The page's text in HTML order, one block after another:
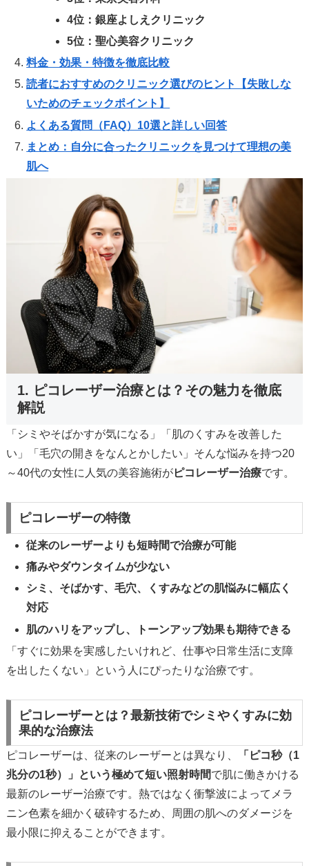
4位：銀座よしえクリニック
5位：聖心美容クリニック
料金・効果・特徴を徹底比較
読者におすすめのクリニック選びのヒント【失敗しな
いためのチェックポイント】
よくある質問（FAQ）10選と詳しい回答
まとめ：自分に合ったクリニックを見つけて理想の美
肌へ
1. ピコレーザー治療とは？その魅力を徹底
解説
「シミやそばかすが気になる」「肌のくすみを改善した
い」「毛穴の開きをなんとかしたい」そんな悩みを持つ20
～40代の女性に人気の美容施術がピコレーザー治療です。
ピコレーザーの特徴
従来のレーザーよりも短時間で治療が可能
痛みやダウンタイムが少ない
シミ、そばかす、毛穴、くすみなどの肌悩みに幅広く
対応
肌のハリをアップし、トーンアップ効果も期待できる
「すぐに効果を実感したいけれど、仕事や日常生活に支障
を出したくない」という人にぴったりな治療です。
ピコレーザーとは？最新技術でシミやくすみに効
果的な治療法
ピコレーザーは、従来のレーザーとは異なり、
「ピコ秒（1
兆分の1秒）」という極めて短い照射時間で肌に働きかける
最新のレーザー治療です。熱ではなく衝撃波によってメラ
ニン色素を細かく破砕するため、周囲の肌へのダメージを
最小限に抑えることができます。